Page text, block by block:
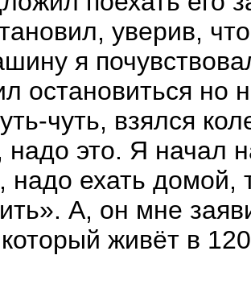
уверив,
я
остановиться но
чуть, взялся
надо это. Я начал
надо ехать домой,
А, он мне
который живёт в